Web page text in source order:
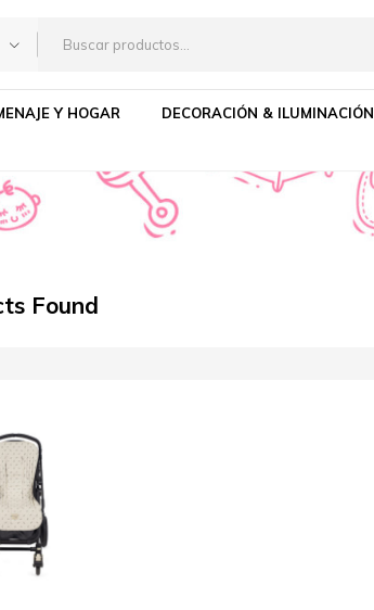
Y HOGAR DECORACIÓN & ILUMINACIÓN
0 - Colchonetas
Found